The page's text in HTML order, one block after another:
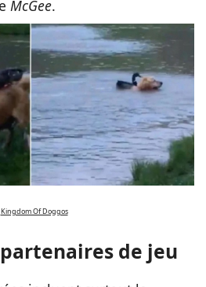
McGee.
Kingdom Of Doggos
de jeu